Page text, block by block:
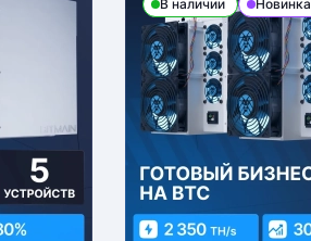
В наличии Новинка